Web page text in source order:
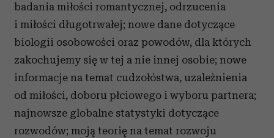
badania miłości romantycznej, odrzucenia
i miłości długotrwałej; nowe dane dotyczące
biologii osobowości oraz powodów, dla których
zakochujemy się w tej a nie innej osobie; nowe
informacje na temat cudzołóstwa, uzależnienia
od miłości, doboru płciowego i wyboru partnera;
najnowsze globalne statystyki dotyczące
rozwodów; moją teorię na temat rozwoju